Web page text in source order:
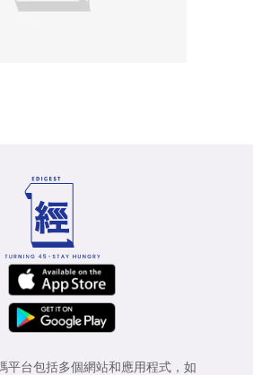
平台包括多個網站和應用程式，如